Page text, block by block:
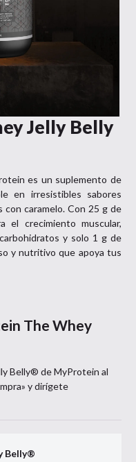
Jelly Belly
es un suplemento de
en irresistibles sabores
caramelo. Con 25 g de
el crecimiento muscular,
y solo 1 g de
y nutritivo que apoya tus
The Whey
Belly® deMyProtein al
y dirígete
Belly®